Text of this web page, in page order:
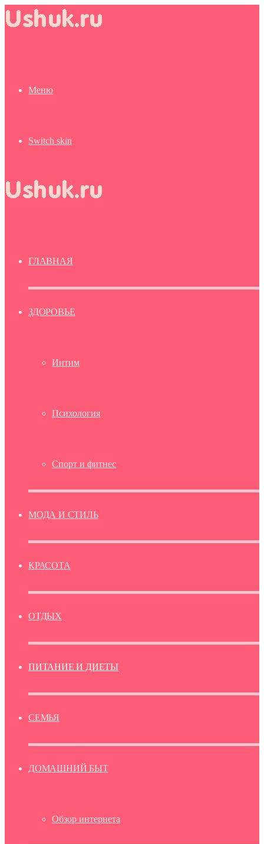
Меню
Switch skin
ГЛАВНАЯ
ЗДОРОВЬЕ
Интим
Психология
Спорт и фитнес
МОДА И СТИЛЬ
КРАСОТА
ОТДЫХ
ПИТАНИЕ И ДИЕТЫ
СЕМЬЯ
ДОМАШНИЙ БЫТ
Обзор интернета